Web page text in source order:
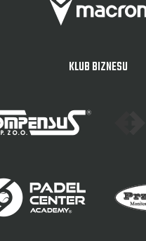
KLUB BIZNESU